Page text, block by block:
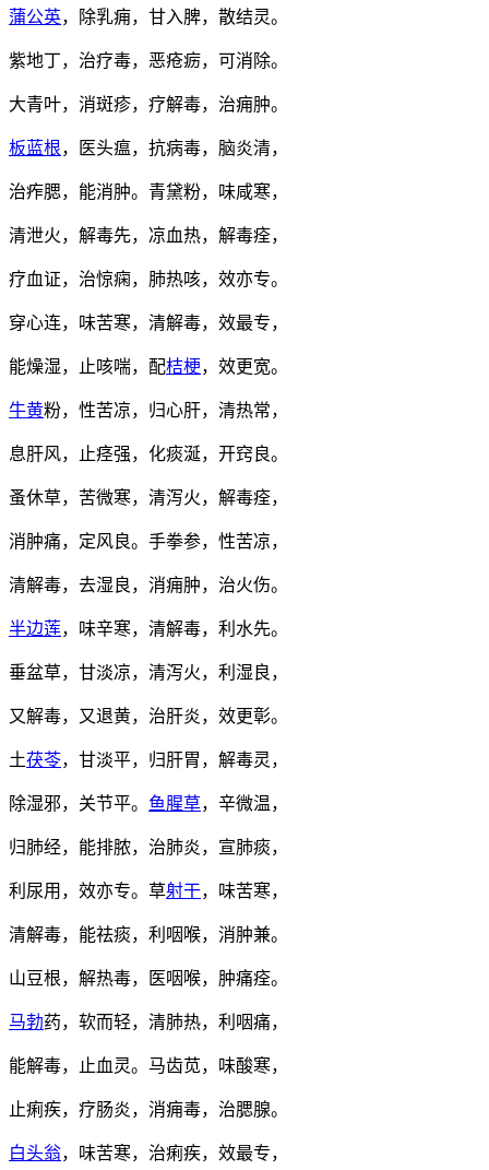
蒲公英，除乳痈，甘入脾，散结灵。
紫地丁，治疗毒，恶疮疬，可消除。
大青叶，消斑疹，疗解毒，治痈肿。
板蓝根，医头瘟，抗病毒，脑炎清，
治痄腮，能消肿。青黛粉，味咸寒，
清泄火，解毒先，凉血热，解毒痊，
疗血证，治惊痫，肺热咳，效亦专。
穿心连，味苦寒，清解毒，效最专，
能燥湿，止咳喘，配桔梗，效更宽。
牛黄粉，性苦凉，归心肝，清热常，
息肝风，止痉强，化痰涎，开窍良。
蚤休草，苦微寒，清泻火，解毒痊，
消肿痛，定风良。手拳参，性苦凉，
清解毒，去湿良，消痈肿，治火伤。
半边莲，味辛寒，清解毒，利水先。
垂盆草，甘淡凉，清泻火，利湿良，
又解毒，又退黄，治肝炎，效更彰。
土茯苓，甘淡平，归肝胃，解毒灵，
除湿邪，关节平。 鱼腥草，辛微温，
归肺经，能排脓，治肺炎，宣肺痰，
利尿用，效亦专。草射干，味苦寒，
清解毒，能祛痰，利咽喉，消肿兼。
山豆根，解热毒，医咽喉，肿痛痊。
马勃药，软而轻，清肺热，利咽痛，
能解毒，止血灵。马齿苋，味酸寒，
止痢疾，疗肠炎，消痈毒，治腮腺。
白头翁，味苦寒，治痢疾，效最专，